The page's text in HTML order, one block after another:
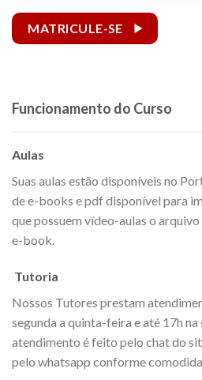
MATRICULE-SE
Funcionamento do Curso
Aulas
Suas aulas estão disponíveis no
de e-books e pdf disponível para
que possuem vídeo-aulas o
e-book.
Tutoria
Nossos Tutores prestam
segunda a quinta-feira e até 17h
atendimento é feito pelo chat do
pelo whatsapp conforme